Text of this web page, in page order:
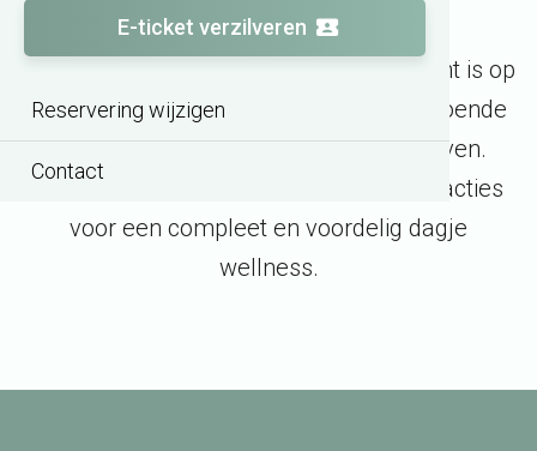
E-ticket verzilveren
Reservering wijzigen
Contact
SpaPuur is een wellnessresort die gericht is op
gezelligheid en gastvrijheid. Er zijn voldoende
faciliteiten waar je heerlijk kan vertoeven.
Ontdek de tijdelijke arrangementen en acties
voor een compleet en voordelig dagje
wellness.